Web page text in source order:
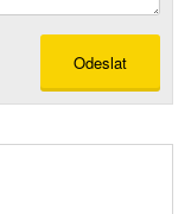
Odeslat